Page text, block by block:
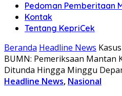
Pedoman Pemberitaan
Kontak
Tentang KepriCek
Beranda Headline News
BUMN: Pemeriksaan Mantan
Ditunda Hingga Minggu
Headline News, Nasional